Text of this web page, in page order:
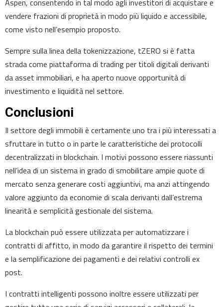
Aspen, consentendo in tal modo agli investitori di acquistare e
vendere frazioni di proprietà in modo più liquido e accessibile,
come visto nell’esempio proposto.
Sempre sulla linea della tokenizzazione, tZERO si è fatta
strada come piattaforma di trading per titoli digitali derivanti
da asset immobiliari, e ha aperto nuove opportunità di
investimento e liquidità nel settore.
Conclusioni
Il settore degli immobili è certamente uno tra i più interessati a
sfruttare in tutto o in parte le caratteristiche dei protocolli
decentralizzati in blockchain. I motivi possono essere riassunti
nell’idea di un sistema in grado di smobilitare ampie quote di
mercato senza generare costi aggiuntivi, ma anzi attingendo
valore aggiunto da economie di scala derivanti dall’estrema
linearità e semplicità gestionale del sistema.
La blockchain può essere utilizzata per automatizzare i
contratti di affitto, in modo da garantire il rispetto dei termini
e la semplificazione dei pagamenti e dei relativi controlli ex
post.
I contratti intelligenti possono inoltre essere utilizzati per